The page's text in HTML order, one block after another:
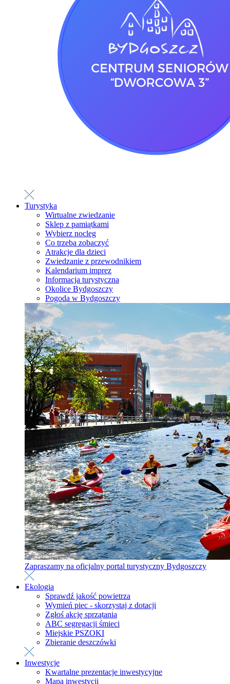
Turystyka
Wirtualne zwiedzanie
Sklep z pamiątkami
Wybierz nocleg
Co trzeba zobaczyć
Atrakcje dla dzieci
Zwiedzanie z przewodnikiem
Kalendarium imprez
Informacja turystyczna
Okolice Bydgoszczy
Pogoda w Bydgoszczy
Zapraszamy na oficjalny portal turystyczny Bydgoszczy
Ekologia
Sprawdź jakość powietrza
Wymień piec - skorzystaj z dotacji
Zgłoś akcję sprzątania
ABC segregacji śmieci
Miejskie PSZOKI
Zbieranie deszczówki
Inwestycje
Kwartalne prezentacje inwestycyjne
Mapa inwestycji